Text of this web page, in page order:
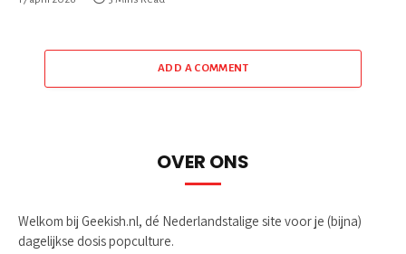
ADD A COMMENT
OVER ONS
Welkom bij Geekish.nl, dé Nederlandstalige site voor je (bijna)
dagelijkse dosis popculture.